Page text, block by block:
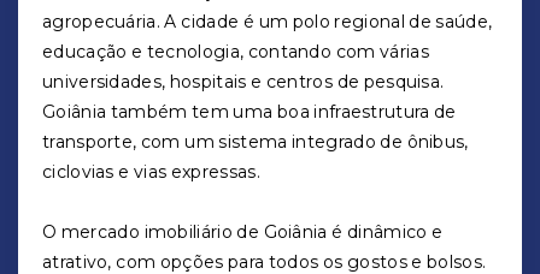
agropecuária. A cidade é um polo regional de saúde,
educação e tecnologia, contando com várias
universidades, hospitais e centros de pesquisa.
Goiânia também tem uma boa infraestrutura de
transporte, com um sistema integrado de ônibus,
ciclovias e vias expressas.
O mercado imobiliário de Goiânia é dinâmico e
atrativo, com opções para todos os gostos e bolsos.